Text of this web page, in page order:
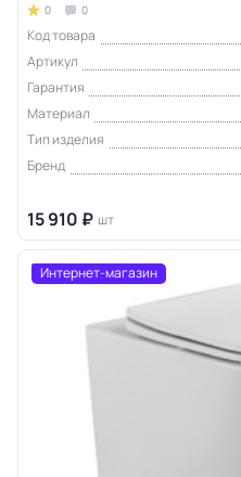
0 0
Код товара
Артикул
Гарантия
Материал
Тип изделия
Бренд
15 910 ₽ шт
Интернет-магазин